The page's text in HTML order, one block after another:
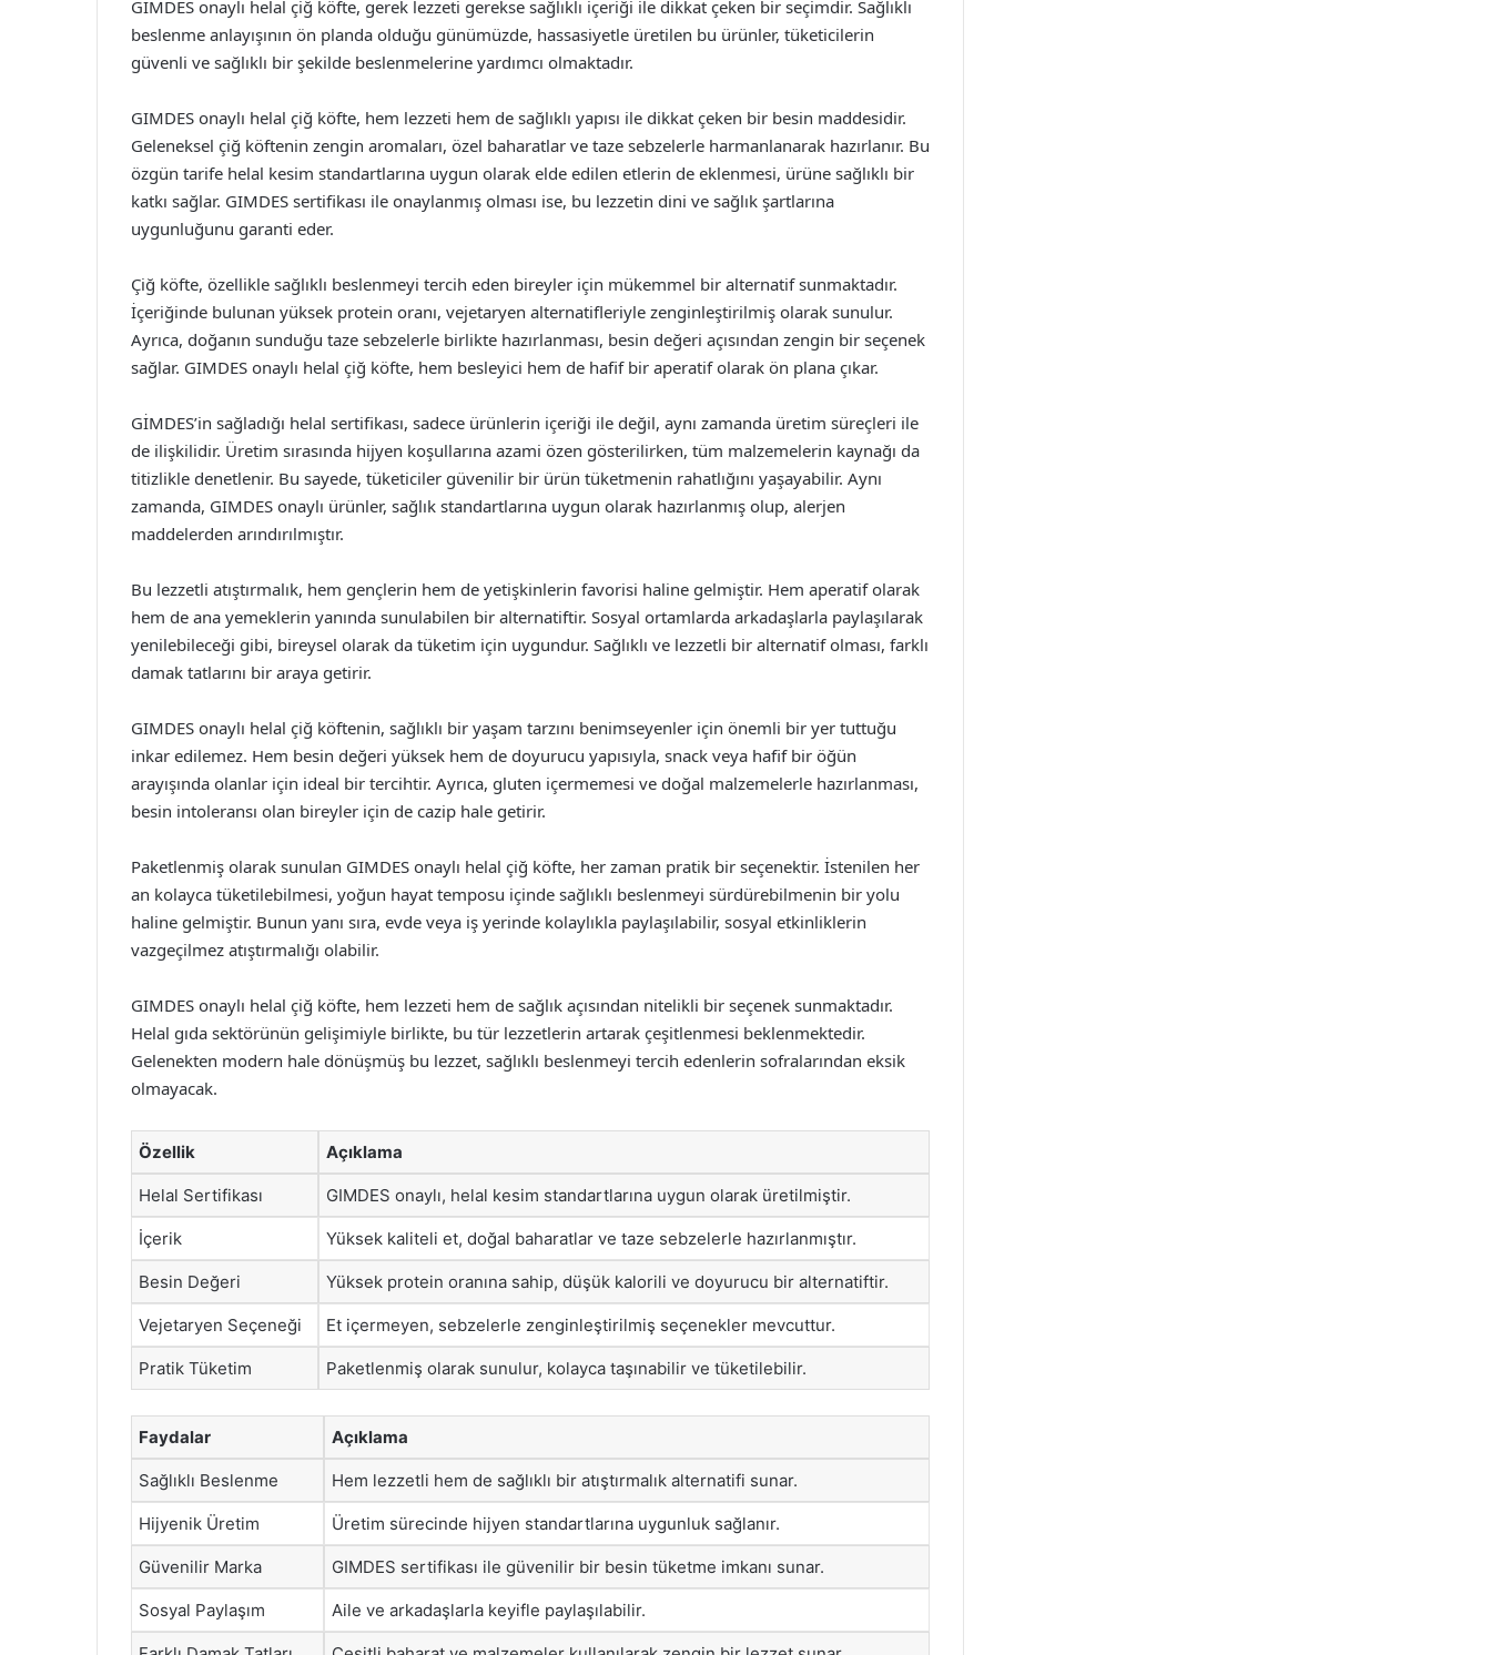
GİMDES onaylı helal çiğ köfte, gerek lezzeti gerekse sağlıklı içeriği ile dikkat çeken bir seçimdir. Sağlıklı
beslenme anlayışının ön planda olduğu günümüzde, hassasiyetle üretilen bu ürünler, tüketicilerin
güvenli ve sağlıklı bir şekilde beslenmelerine yardımcı olmaktadır.
GIMDES onaylı helal çiğ köfte, hem lezzeti hem de sağlıklı yapısı ile dikkat çeken bir besin maddesidir.
Geleneksel çiğ köftenin zengin aromaları, özel baharatlar ve taze sebzelerle harmanlanarak hazırlanır. Bu
özgün tarife helal kesim standartlarına uygun olarak elde edilen etlerin de eklenmesi, ürüne sağlıklı bir
katkı sağlar. GIMDES sertifikası ile onaylanmış olması ise, bu lezzetin dini ve sağlık şartlarına
uygunluğunu garanti eder.
Çiğ köfte, özellikle sağlıklı beslenmeyi tercih eden bireyler için mükemmel bir alternatif sunmaktadır.
İçeriğinde bulunan yüksek protein oranı, vejetaryen alternatifleriyle zenginleştirilmiş olarak sunulur.
Ayrıca, doğanın sunduğu taze sebzelerle birlikte hazırlanması, besin değeri açısından zengin bir seçenek
sağlar. GIMDES onaylı helal çiğ köfte, hem besleyici hem de hafif bir aperatif olarak ön plana çıkar.
GİMDES’in sağladığı helal sertifikası, sadece ürünlerin içeriği ile değil, aynı zamanda üretim süreçleri ile
de ilişkilidir. Üretim sırasında hijyen koşullarına azami özen gösterilirken, tüm malzemelerin kaynağı da
titizlikle denetlenir. Bu sayede, tüketiciler güvenilir bir ürün tüketmenin rahatlığını yaşayabilir. Aynı
zamanda, GIMDES onaylı ürünler, sağlık standartlarına uygun olarak hazırlanmış olup, alerjen
maddelerden arındırılmıştır.
Bu lezzetli atıştırmalık, hem gençlerin hem de yetişkinlerin favorisi haline gelmiştir. Hem aperatif olarak
hem de ana yemeklerin yanında sunulabilen bir alternatiftir. Sosyal ortamlarda arkadaşlarla paylaşılarak
yenilebileceği gibi, bireysel olarak da tüketim için uygundur. Sağlıklı ve lezzetli bir alternatif olması, farklı
damak tatlarını bir araya getirir.
GIMDES onaylı helal çiğ köftenin, sağlıklı bir yaşam tarzını benimseyenler için önemli bir yer tuttuğu
inkar edilemez. Hem besin değeri yüksek hem de doyurucu yapısıyla, snack veya hafif bir öğün
arayışında olanlar için ideal bir tercihtir. Ayrıca, gluten içermemesi ve doğal malzemelerle hazırlanması,
besin intoleransı olan bireyler için de cazip hale getirir.
Paketlenmiş olarak sunulan GIMDES onaylı helal çiğ köfte, her zaman pratik bir seçenektir. İstenilen her
an kolayca tüketilebilmesi, yoğun hayat temposu içinde sağlıklı beslenmeyi sürdürebilmenin bir yolu
haline gelmiştir. Bunun yanı sıra, evde veya iş yerinde kolaylıkla paylaşılabilir, sosyal etkinliklerin
vazgeçilmez atıştırmalığı olabilir.
GIMDES onaylı helal çiğ köfte, hem lezzeti hem de sağlık açısından nitelikli bir seçenek sunmaktadır.
Helal gıda sektörünün gelişimiyle birlikte, bu tür lezzetlerin artarak çeşitlenmesi beklenmektedir.
Gelenekten modern hale dönüşmüş bu lezzet, sağlıklı beslenmeyi tercih edenlerin sofralarından eksik
olmayacak.
Özellik Açıklama
Helal Sertifikası GIMDES onaylı, helal kesim standartlarına uygun olarak üretilmiştir.
İçerik Yüksek kaliteli et, doğal baharatlar ve taze sebzelerle hazırlanmıştır.
Besin Değeri Yüksek protein oranına sahip, düşük kalorili ve doyurucu bir alternatiftir.
Vejetaryen Seçeneği Et içermeyen, sebzelerle zenginleştirilmiş seçenekler mevcuttur.
Pratik Tüketim Paketlenmiş olarak sunulur, kolayca taşınabilir ve tüketilebilir.
Faydalar Açıklama
Sağlıklı Beslenme Hem lezzetli hem de sağlıklı bir atıştırmalık alternatifi sunar.
Hijyenik Üretim Üretim sürecinde hijyen standartlarına uygunluk sağlanır.
Güvenilir Marka GIMDES sertifikası ile güvenilir bir besin tüketme imkanı sunar.
Sosyal Paylaşım Aile ve arkadaşlarla keyifle paylaşılabilir.